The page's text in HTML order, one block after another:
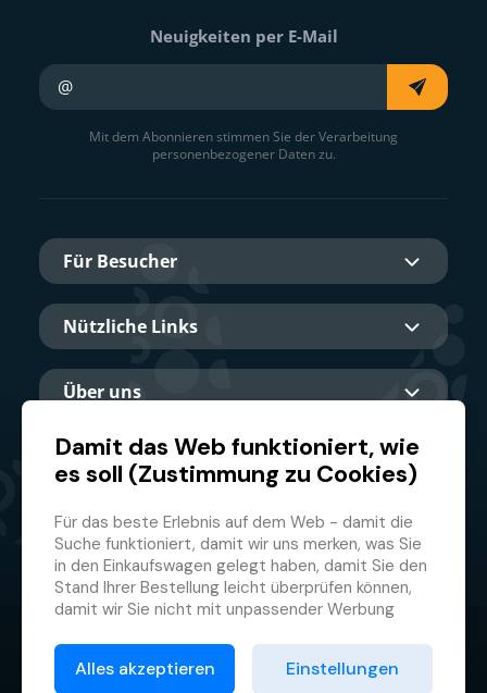
Neuigkeiten per E-Mail
Mit dem Abonnieren stimmen Sie der Verarbeitung
personenbezogener Daten zu.
Für Besucher
Nützliche Links
Über uns
Hauptpartner
© 2026 GMF Aquapark Prague, a.s.
Damit das Web funktioniert, wie
es soll (Zustimmung zu Cookies)
Für das beste Erlebnis auf dem Web - damit die
Suche funktioniert, damit wir uns merken, was Sie
in den Einkaufswagen gelegt haben, damit Sie den
Stand Ihrer Bestellung leicht überprüfen können,
damit wir Sie nicht mit unpassender Werbung
anmelden müssen.
Deswegen brauchen wir von Ihnen Ihre
Alles akzeptieren Einstellungen